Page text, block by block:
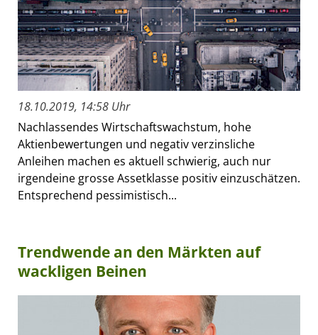
18.10.2019, 14:58 Uhr
Nachlassendes Wirtschaftswachstum, hohe
Aktienbewertungen und negativ verzinsliche
Anleihen machen es aktuell schwierig, auch nur
irgendeine grosse Assetklasse positiv einzuschätzen.
Entsprechend pessimistisch...
Trendwende an den Märkten auf
wackligen Beinen